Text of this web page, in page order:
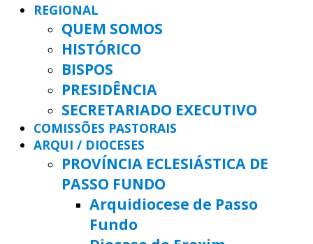
REGIONAL
QUEM SOMOS
HISTÓRICO
BISPOS
PRESIDÊNCIA
SECRETARIADO EXECUTIVO
COMISSÕES PASTORAIS
ARQUI / DIOCESES
PROVÍNCIA ECLESIÁSTICA DE
PASSO FUNDO
Arquidiocese de Passo
Fundo